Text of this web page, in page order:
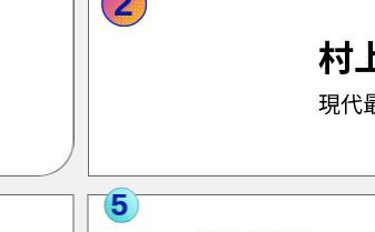
村
現代
5